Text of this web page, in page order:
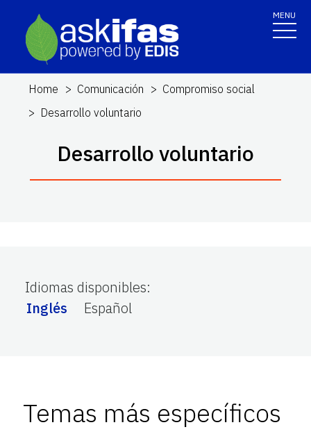
MENU
Home Comunicación
Compromiso social
Desarrollo voluntario
Desarrollo voluntario
Idiomas disponibles:
Inglés
Español
Temas más específicos